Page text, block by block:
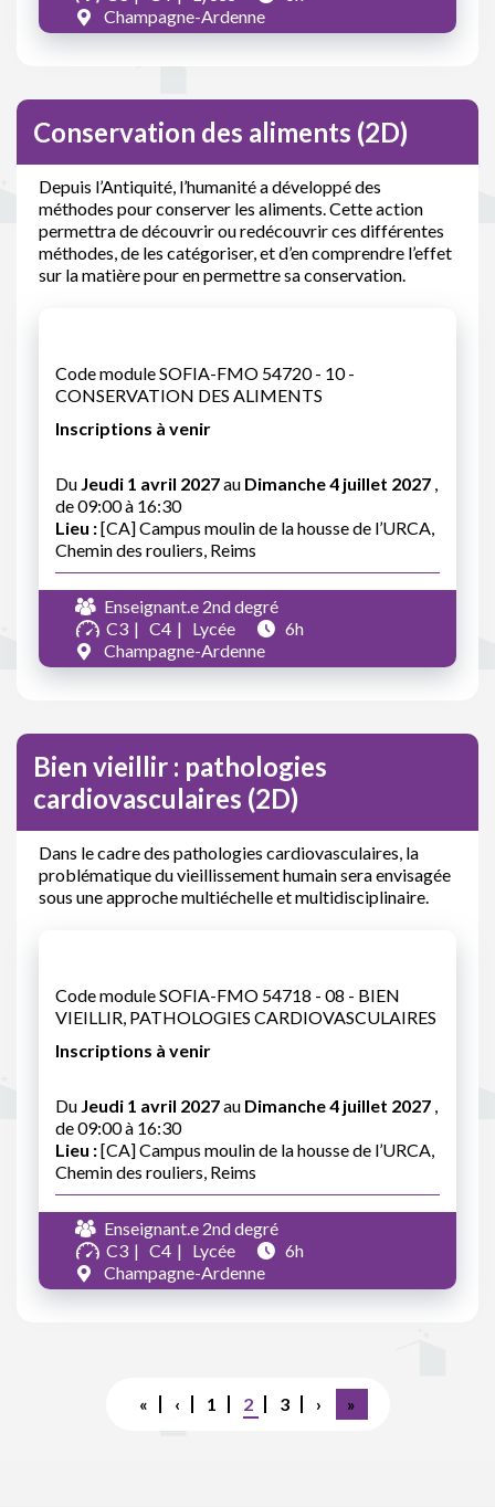
Champagne-Ardenne
Conservation des aliments (2D)
Depuis l’Antiquité, l’humanité a développé des
méthodes pour conserver les aliments. Cette action
permettra de découvrir ou redécouvrir ces différentes
méthodes, de les catégoriser, et d’en comprendre l’effet
sur la matière pour en permettre sa conservation.
Code module SOFIA-FMO 54720 - 10 -
CONSERVATION DES ALIMENTS
Inscriptions à venir
Du Jeudi 1 avril 2027au Dimanche 4 juillet 2027 ,
de 09:00 à 16:30
Lieu :[CA] Campus moulin de la housse de l’URCA,
Chemin des rouliers, Reims
Enseignant.e 2nd degré
C3
C4 Lycée
6h
Champagne-Ardenne
Bien vieillir : pathologies
cardiovasculaires (2D)
Dans le cadre des pathologies cardiovasculaires, la
problématique du vieillissement humain sera envisagée
sous une approche multiéchelle et multidisciplinaire.
Code module SOFIA-FMO 54718 - 08 - BIEN
VIEILLIR, PATHOLOGIES CARDIOVASCULAIRES
Inscriptions à venir
Du Jeudi 1 avril 2027au Dimanche 4 juillet 2027 ,
de 09:00 à 16:30
Lieu :[CA] Campus moulin de la housse de l’URCA,
Chemin des rouliers, Reims
Enseignant.e 2nd degré
C3
C4 Lycée
6h
Champagne-Ardenne
Première
«
Page
précédente
‹ Page
1
Page
courante
2 Page
3
Page
suivante
›
Dernière
page
»